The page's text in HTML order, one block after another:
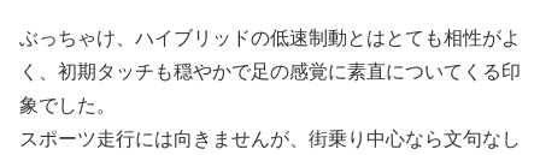
ぶっちゃけ、ハイブリッドの低速制動とはとても相性がよ
く、初期タッチも穏やかで足の感覚に素直についてくる印
象でした。
スポーツ走行には向きませんが、街乗り中心なら文句なし